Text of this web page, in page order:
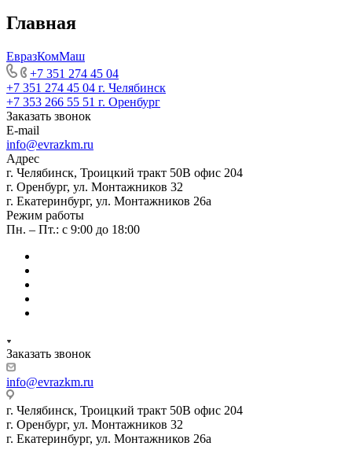
Главная
ЕвразКомМаш
+7 351 274 45 04
+7 351 274 45 04 г. Челябинск
+7 353 266 55 51 г. Оренбург
Заказать звонок
E-mail
info@evrazkm.ru
Адрес
г. Челябинск, Троицкий тракт 50В офис 204
г. Оренбург, ул. Монтажников 32
г. Екатеринбург, ул. Монтажников 26а
Режим работы
Пн. – Пт.: с 9:00 до 18:00
Заказать звонок
info@evrazkm.ru
г. Челябинск, Троицкий тракт 50В офис 204
г. Оренбург, ул. Монтажников 32
г. Екатеринбург, ул. Монтажников 26а